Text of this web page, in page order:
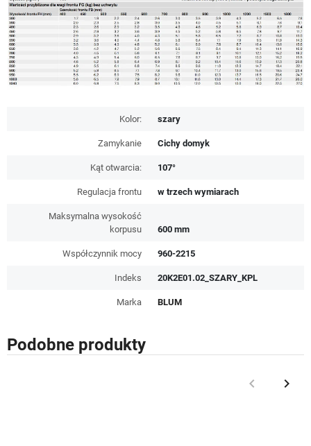
Kolor: szary
Zamykanie Cichy domyk
Kąt otwarcia: 107°
Regulacja frontu w trzech wymiarach
Maksymalna wysokość
korpusu
600 mm
Współczynnik mocy 960-2215
Indeks 20K2E01.02_SZARY_KPL
Marka BLUM
Podobne produkty
Poprzedni
keyboard_arrow_left keyboard_arrow_right